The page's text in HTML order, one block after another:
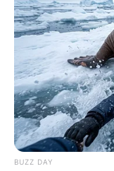
BUZZ DAY